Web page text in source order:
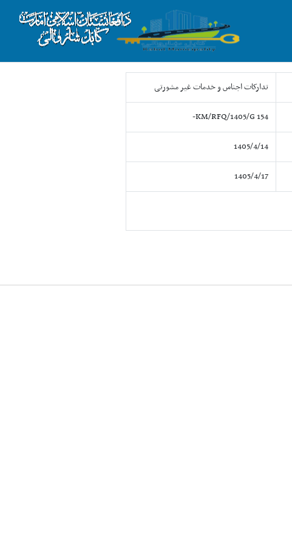
تدارکات اجناس و خدمات غیر مشورتی
154 KM/RFQ/1405/G-
1405/4/14
1405/4/17